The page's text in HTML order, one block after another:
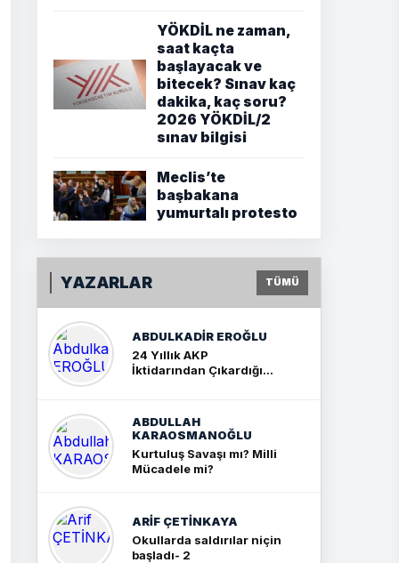
YÖKDİL ne zaman,
saat kaçta
başlayacak ve
bitecek? Sınav kaç
dakika, kaç soru?
2026 YÖKDİL/2
sınav bilgisi
Meclis’te
başbakana
yumurtalı protesto
YAZARLAR TÜMÜ
ABDULKADIR EROĞLU
24 Yıllık AKP
İktidarından Çıkardığım
ABDULLAH
KARAOSMANOĞLU
Kurtuluş Savaşı mı? Milli
Mücadele mi?
ARIF ÇETİNKAYA
Okullarda saldırılar niçin
başladı- 2